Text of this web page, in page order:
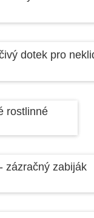
dotek pro
rostlinné
zázračný zabiják